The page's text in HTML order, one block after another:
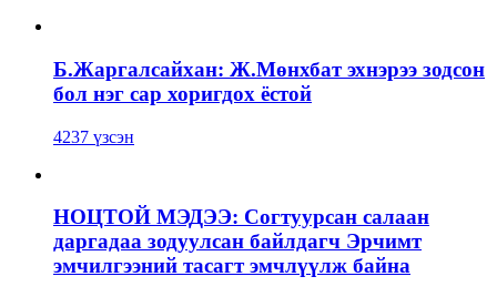
Б.Жаргалсайхан: Ж.Мөнхбат эхнэрээ зодсон
бол нэг сар хоригдох ёстой
4237 үзсэн
НОЦТОЙ МЭДЭЭ: Согтуурсан салаан
даргадаа зодуулсан байлдагч Эрчимт
эмчилгээний тасагт эмчлүүлж байна